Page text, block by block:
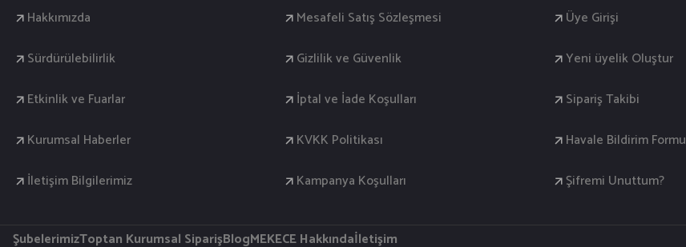
Hakkımızda
Sürdürülebilirlik
Etkinlik ve Fuarlar
Kurumsal Haberler
İletişim Bilgilerimiz
Mesafeli Satış Sözleşmesi
Gizlilik ve Güvenlik
İptal ve İade Koşulları
KVKK Politikası
Kampanya Koşulları
Üye Girişi
Yeni üyelik Oluştur
Sipariş Takibi
Havale Bildirim Formu
Şifremi Unuttum?
ŞubelerimizToptan Kurumsal SiparişBlogMEKECE Hakkındaİletişim